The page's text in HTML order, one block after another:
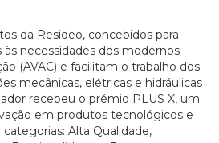
da Resideo, concebidos para
necessidades dos modernos
(AVAC) e facilitam o trabalho dos
mecânicas, elétricas e hidráulicas
recebeu o prémio PLUS X, um
em produtos tecnológicos e
Alta Qualidade,